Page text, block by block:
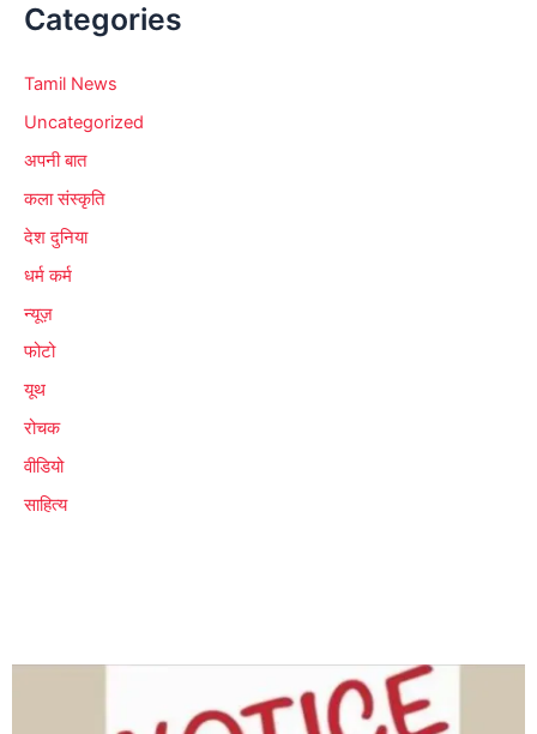
Categories
Tamil News
Uncategorized
अपनी बात
कला संस्कृति
देश दुनिया
धर्म कर्म
न्यूज़
फोटो
यूथ
रोचक
वीडियो
साहित्य